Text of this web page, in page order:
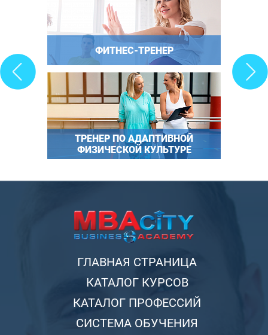
ФИТНЕС-ТРЕНЕР
ТРЕНЕР ПО АДАПТИВНОЙ
ФИЗИЧЕСКОЙ КУЛЬТУРЕ
ГЛАВНАЯ СТРАНИЦА
КАТАЛОГ КУРСОВ
КАТАЛОГ ПРОФЕССИЙ
СИСТЕМА ОБУЧЕНИЯ